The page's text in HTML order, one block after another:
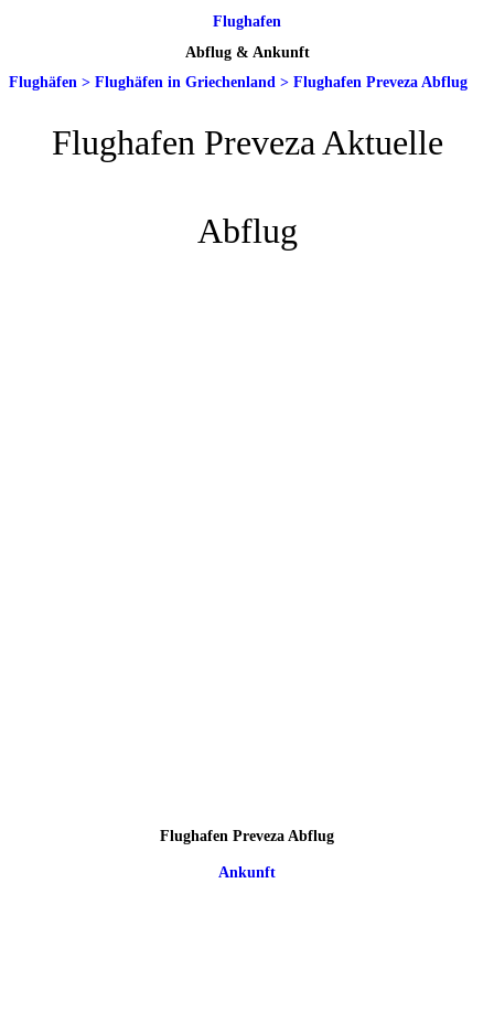
Flughafen
Abflug & Ankunft
Flughäfen > Flughäfen in Griechenland > Flughafen Preveza Abflug
Flughafen Preveza Aktuelle
Abflug
Flughafen Preveza Abflug
Ankunft